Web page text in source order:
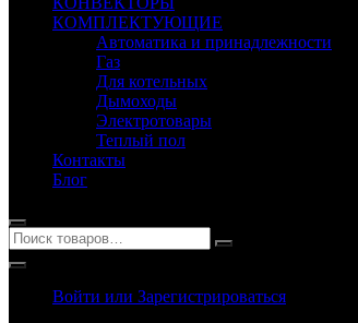
КОМПЛЕКТУЮЩИЕ
Автоматика и принадлежности
Газ
Для котельных
Дымоходы
Электротовары
Теплый пол
Контакты
Блог
Войти или Зарегистрироваться